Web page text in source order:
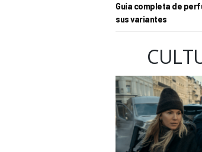
Guía completa de
sus variantes